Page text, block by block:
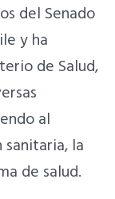
del Senado
y ha
de Salud,
al
la
de salud.